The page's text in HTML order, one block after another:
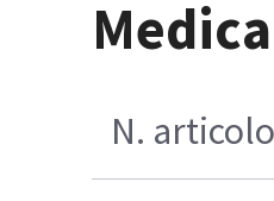
N. articolo